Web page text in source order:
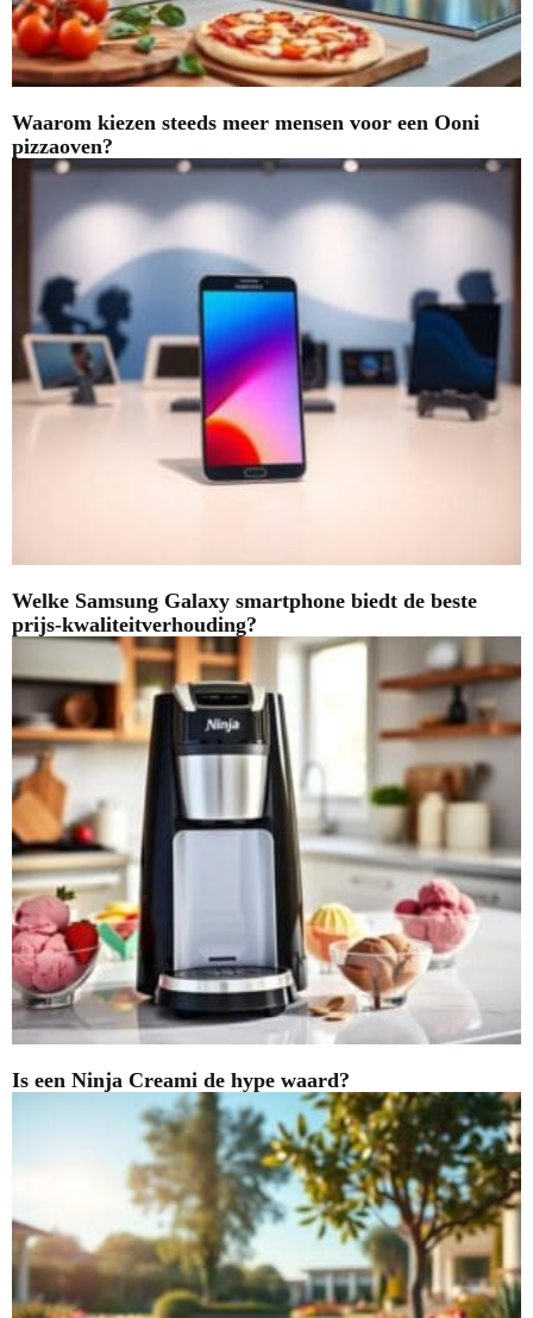
Waarom kiezen steeds meer mensen voor een Ooni
pizzaoven?
Welke Samsung Galaxy smartphone biedt de beste
prijs-kwaliteitverhouding?
Is een Ninja Creami de hype waard?